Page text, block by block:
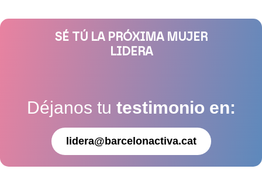
SÉ TÚ LA PRÓXIMA MUJER
LIDERA
Déjanos tu testimonio en:
lidera@barcelonactiva.cat